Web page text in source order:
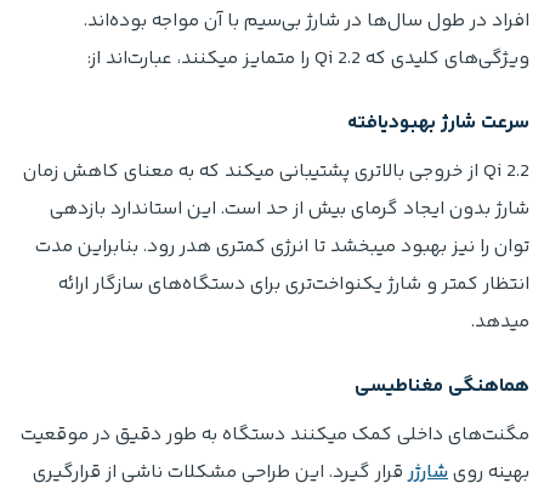
افراد در طول سال‌ها در شارژ بی‌سیم با آن مواجه بوده‌اند.
ویژگی‌های کلیدی که Qi 2.2 را متمایز میکنند، عبارت‌اند از:
سرعت شارژ بهبودیافته
Qi 2.2 از خروجی بالاتری پشتیبانی میکند که به معنای کاهش زمان
شارژ بدون ایجاد گرمای بیش‌ از حد است. این استاندارد بازدهی
توان را نیز بهبود میبخشد تا انرژی کمتری هدر رود. بنابراین مدت
انتظار کمتر و شارژ یکنواخت‌تری برای دستگاه‌های سازگار ارائه
میدهد.
هماهنگی مغناطیسی
مگنت‌های داخلی کمک میکنند دستگاه به‌ طور دقیق در موقعیت
بهینه رویشارژرقرار گیرد. این طراحی مشکلات ناشی از قرارگیری